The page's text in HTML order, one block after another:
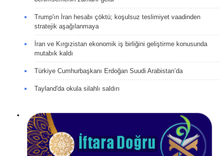
Trump'ın İran hesabı çöktü; koşulsuz teslimiyet vaadinden
stratejik aşağılanmaya
İran ve Kırgızistan ekonomik iş birliğini geliştirme konusunda
mutabık kaldı
Türkiye Cumhurbaşkanı Erdoğan Suudi Arabistan’da
Tayland'da okula silahlı saldırı